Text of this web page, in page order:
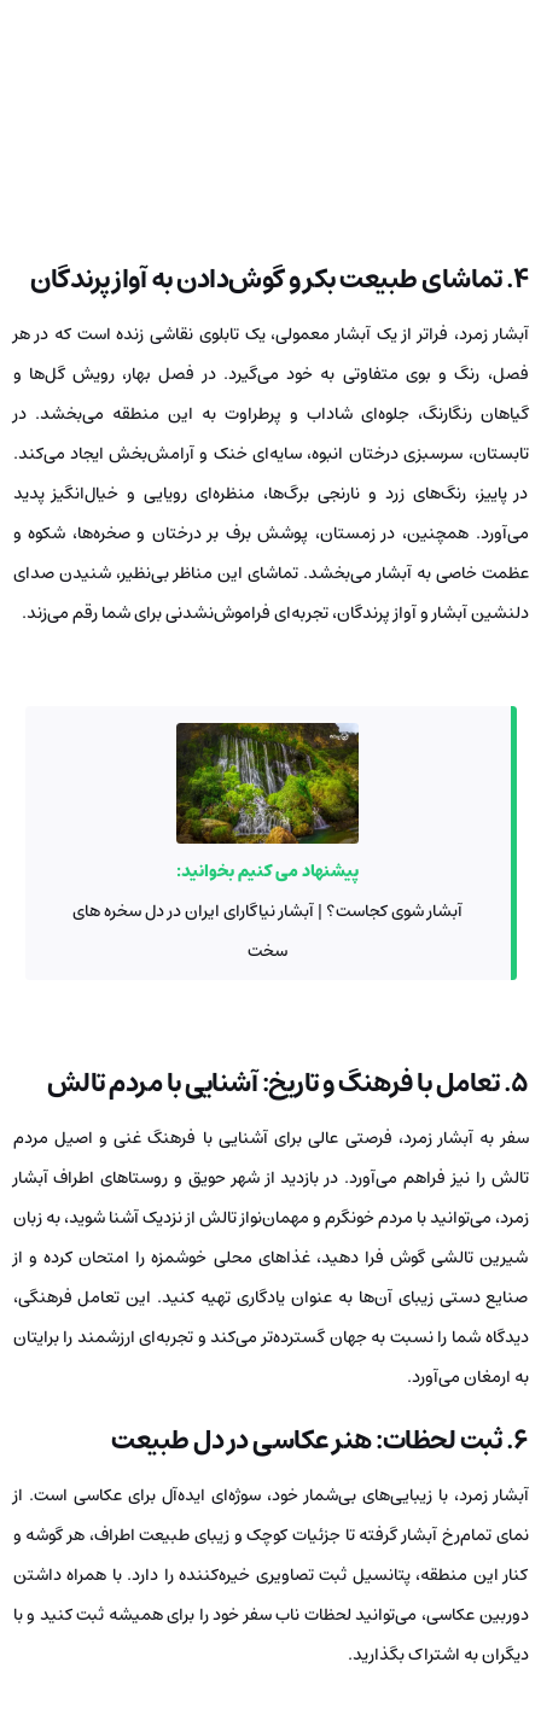
۴. تماشای طبیعت بکر و گوش‌دادن به آواز پرندگان
آبشار زمرد، فراتر از یک آبشار معمولی، یک تابلوی نقاشی زنده است که در هر
فصل، رنگ و بوی متفاوتی به خود می‌گیرد. در فصل بهار، رویش گل‌ها و
گیاهان رنگارنگ، جلوه‌ای شاداب و پرطراوت به این منطقه می‌بخشد. در
تابستان، سرسبزی درختان انبوه، سایه‌ای خنک و آرامش‌بخش ایجاد می‌کند.
در پاییز، رنگ‌های زرد و نارنجی برگ‌ها، منظره‌ای رویایی و خیال‌انگیز پدید
می‌آورد. همچنین، در زمستان، پوشش برف بر درختان و صخره‌ها، شکوه و
عظمت خاصی به آبشار می‌بخشد. تماشای این مناظر بی‌نظیر، شنیدن صدای
دلنشین آبشار و آواز پرندگان، تجربه‌ای فراموش‌نشدنی برای شما رقم می‌زند.
پیشنهاد می کنیم بخوانید:
آبشار شوی کجاست؟ | آبشار نیاگارای ایران در دل سخره های
سخت
۵. تعامل با فرهنگ و تاریخ: آشنایی با مردم تالش
سفر به آبشار زمرد، فرصتی عالی برای آشنایی با فرهنگ غنی و اصیل مردم
تالش را نیز فراهم می‌آورد. در بازدید از شهر حویق و روستاهای اطراف آبشار
زمرد، می‌توانید با مردم خونگرم و مهمان‌نواز تالش از نزدیک آشنا شوید، به زبان
شیرین تالشی گوش فرا دهید، غذاهای محلی خوشمزه را امتحان کرده و از
صنایع دستی زیبای آن‌ها به عنوان یادگاری تهیه کنید. این تعامل فرهنگی،
دیدگاه شما را نسبت به جهان گسترده‌تر می‌کند و تجربه‌ای ارزشمند را برایتان
به ارمغان می‌آورد.
۶. ثبت لحظات: هنر عکاسی در دل طبیعت
آبشار زمرد، با زیبایی‌های بی‌شمار خود، سوژه‌ای ایده‌آل برای عکاسی است. از
نمای تمام‌رخ آبشار گرفته تا جزئیات کوچک و زیبای طبیعت اطراف، هر گوشه و
کنار این منطقه، پتانسیل ثبت تصاویری خیره‌کننده را دارد. با همراه داشتن
دوربین عکاسی، می‌توانید لحظات ناب سفر خود را برای همیشه ثبت کنید و با
دیگران به اشتراک بگذارید.